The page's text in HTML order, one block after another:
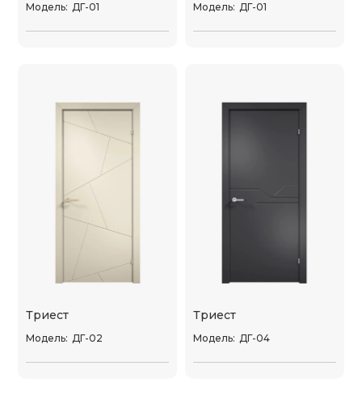
Модель: ДГ-01 Модель: ДГ-01
Триест
Модель: ДГ-02
Триест
Модель: ДГ-04